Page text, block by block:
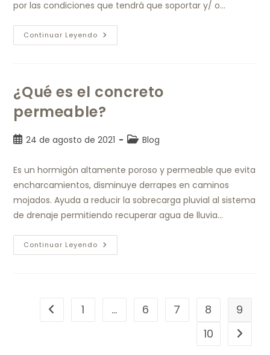
por las condiciones que tendrá que soportar y/ o…
Continuar Leyendo
¿Qué es el concreto
permeable?
24 de agosto de 2021 Blog
Es un hormigón altamente poroso y permeable que evita
encharcamientos, disminuye derrapes en caminos
mojados. Ayuda a reducir la sobrecarga pluvial al sistema
de drenaje permitiendo recuperar agua de lluvia…
Continuar Leyendo
1 … 6 7 8
9
10